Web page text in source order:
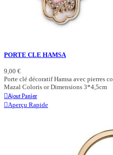
PORTE CLE HAMSA
9,00 €
Porte clé décoratif Hamsa avec pierres
Mazal Coloris or Dimensions 3*4,5cm
Ajout Panier
Aperçu Rapide